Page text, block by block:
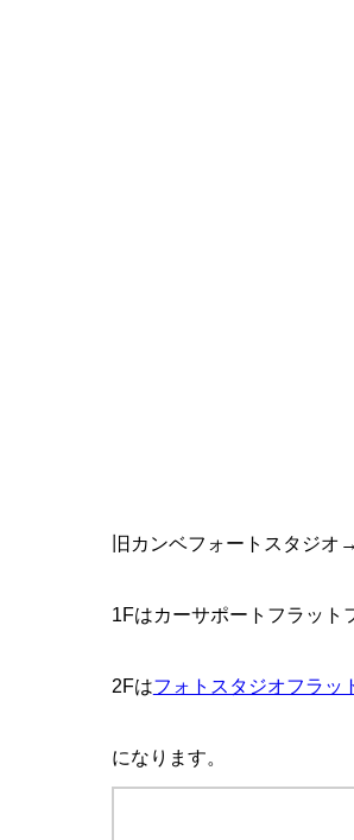
旧カンベフォートスタジオ
1Fはカーサポートフラット
2Fはフォトスタジオフラッ
になります。